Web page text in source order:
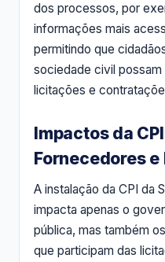
dos processos, por
informações mais
permitindo que
sociedade civil
licitações e
Impactos da
Fornecedores e
A instalação da CPI da
impacta apenas o
pública, mas também
que participam das